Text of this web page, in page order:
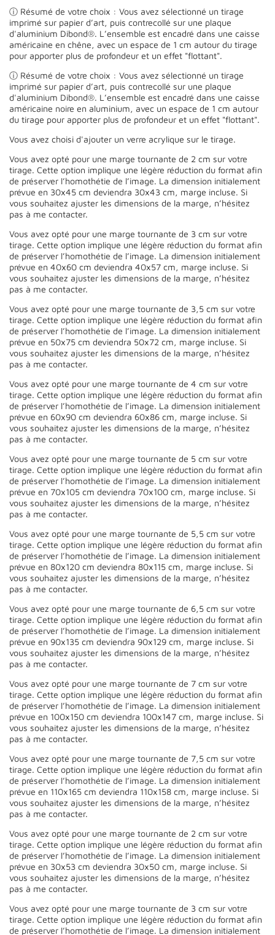
ⓘ Résumé de votre choix : Vous avez sélectionné un tirage
imprimé sur papier d’art, puis contrecollé sur une plaque
d'aluminium Dibond®. L’ensemble est encadré dans une caisse
américaine en chêne, avec un espace de 1 cm autour du tirage
pour apporter plus de profondeur et un effet "flottant".
ⓘ Résumé de votre choix : Vous avez sélectionné un tirage
imprimé sur papier d’art, puis contrecollé sur une plaque
d'aluminium Dibond®. L’ensemble est encadré dans une caisse
américaine noire en aluminium, avec un espace de 1 cm autour
du tirage pour apporter plus de profondeur et un effet "flottant".
Vous avez choisi d'ajouter un verre acrylique sur le tirage.
Vous avez opté pour une marge tournante de 2 cm sur votre
tirage. Cette option implique une légère réduction du format afin
de préserver l’homothétie de l’image. La dimension initialement
prévue en 30x45 cm deviendra 30x43 cm, marge incluse. Si
vous souhaitez ajuster les dimensions de la marge, n’hésitez
pas à me contacter.
Vous avez opté pour une marge tournante de 3 cm sur votre
tirage. Cette option implique une légère réduction du format afin
de préserver l’homothétie de l’image. La dimension initialement
prévue en 40x60 cm deviendra 40x57 cm, marge incluse. Si
vous souhaitez ajuster les dimensions de la marge, n’hésitez
pas à me contacter.
Vous avez opté pour une marge tournante de 3,5 cm sur votre
tirage. Cette option implique une légère réduction du format afin
de préserver l’homothétie de l’image. La dimension initialement
prévue en 50x75 cm deviendra 50x72 cm, marge incluse. Si
vous souhaitez ajuster les dimensions de la marge, n’hésitez
pas à me contacter.
Vous avez opté pour une marge tournante de 4 cm sur votre
tirage. Cette option implique une légère réduction du format afin
de préserver l’homothétie de l’image. La dimension initialement
prévue en 60x90 cm deviendra 60x86 cm, marge incluse. Si
vous souhaitez ajuster les dimensions de la marge, n’hésitez
pas à me contacter.
Vous avez opté pour une marge tournante de 5 cm sur votre
tirage. Cette option implique une légère réduction du format afin
de préserver l’homothétie de l’image. La dimension initialement
prévue en 70x105 cm deviendra 70x100 cm, marge incluse. Si
vous souhaitez ajuster les dimensions de la marge, n’hésitez
pas à me contacter.
Vous avez opté pour une marge tournante de 5,5 cm sur votre
tirage. Cette option implique une légère réduction du format afin
de préserver l’homothétie de l’image. La dimension initialement
prévue en 80x120 cm deviendra 80x115 cm, marge incluse. Si
vous souhaitez ajuster les dimensions de la marge, n’hésitez
pas à me contacter.
Vous avez opté pour une marge tournante de 6,5 cm sur votre
tirage. Cette option implique une légère réduction du format afin
de préserver l’homothétie de l’image. La dimension initialement
prévue en 90x135 cm deviendra 90x129 cm, marge incluse. Si
vous souhaitez ajuster les dimensions de la marge, n’hésitez
pas à me contacter.
Vous avez opté pour une marge tournante de 7 cm sur votre
tirage. Cette option implique une légère réduction du format afin
de préserver l’homothétie de l’image. La dimension initialement
prévue en 100x150 cm deviendra 100x147 cm, marge incluse. Si
vous souhaitez ajuster les dimensions de la marge, n’hésitez
pas à me contacter.
Vous avez opté pour une marge tournante de 7,5 cm sur votre
tirage. Cette option implique une légère réduction du format afin
de préserver l’homothétie de l’image. La dimension initialement
prévue en 110x165 cm deviendra 110x158 cm, marge incluse. Si
vous souhaitez ajuster les dimensions de la marge, n’hésitez
pas à me contacter.
Vous avez opté pour une marge tournante de 2 cm sur votre
tirage. Cette option implique une légère réduction du format afin
de préserver l’homothétie de l’image. La dimension initialement
prévue en 30x53 cm deviendra 30x50 cm, marge incluse. Si
vous souhaitez ajuster les dimensions de la marge, n’hésitez
pas à me contacter.
Vous avez opté pour une marge tournante de 3 cm sur votre
tirage. Cette option implique une légère réduction du format afin
de préserver l’homothétie de l’image. La dimension initialement